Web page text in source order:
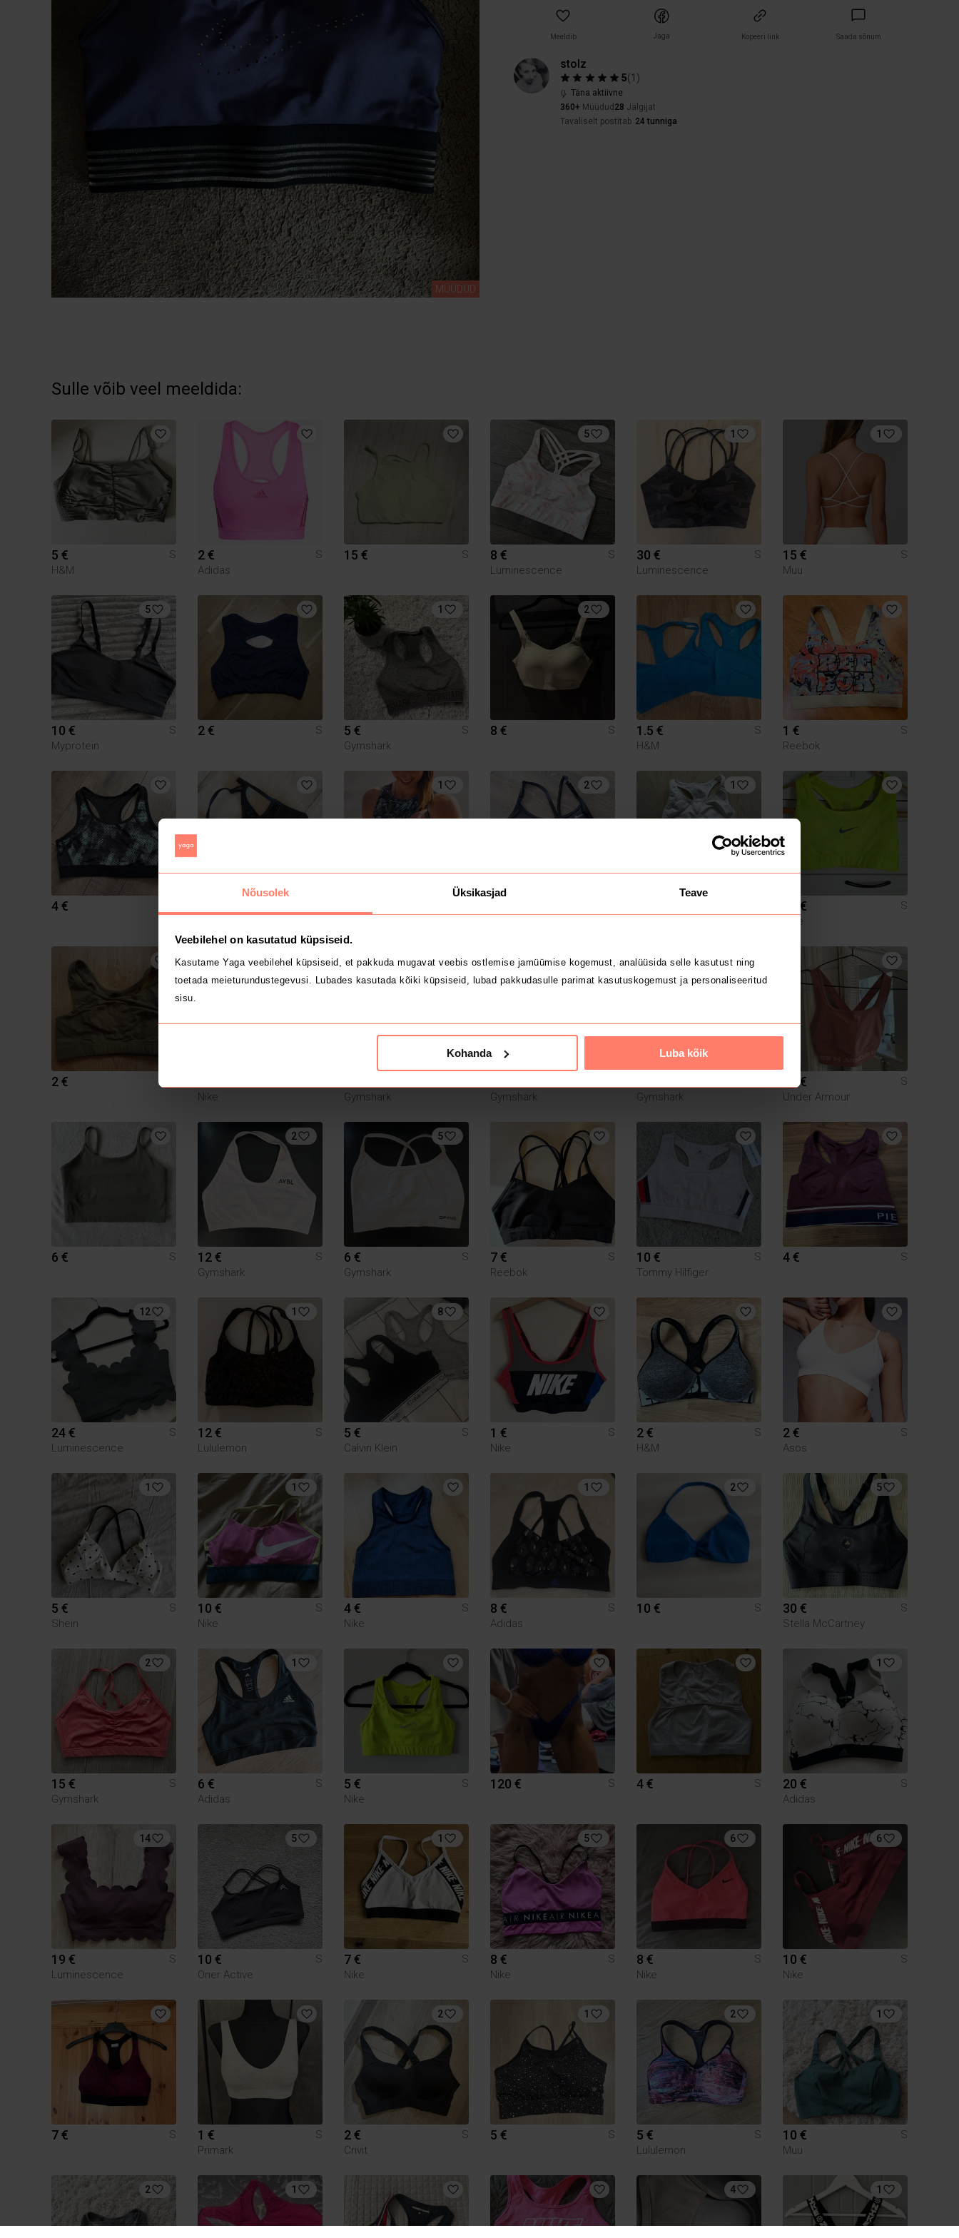
Nõusolek Üksikasjad Teave
Veebilehel on kasutatud küpsiseid.
Kasutame Yaga veebilehel küpsiseid, et pakkuda mugavat veebis ostlemise jamüümise kogemust, analüüsida selle kasutust ning
toetada meieturundustegevusi. Lubades kasutada kõiki küpsiseid, lubad pakkudasulle parimat kasutuskogemust ja personaliseeritud
sisu.
Kohanda Luba kõik
MÜÜDUD
Meeldib Jaga Kopeeri link Saada sõnum
stolz
5(1 )
Täna aktiivne
360+ Müüdud 28 Jälgijat
Tavaliselt postitab 24 tunniga
Sulle võib veel meeldida:
5 €
S
H&M
2 €
S
Adidas
15 € S
5
8 €
S
Luminescence
1
30 €
S
Luminescence
1
15 €
S
Muu
5
10 €
S
Myprotein
2 € S
1
5 €
S
Gymshark
2
8 € S 1.5 €
S
H&M
1 €
S
Reebok
4 €
1 2 1
10 €
S
Nike
2 €
1
Nike
Gymshark
1
Gymshark
Gymshark
10 €
S
Under Armour
6 € S
2
12 €
S
Gymshark
5
6 €
S
Gymshark
7 €
S
Reebok
10 €
S
Tommy Hilfiger
4 € S
12
24 €
S
Luminescence
1
12 €
S
Lululemon
8
5 €
S
Calvin Klein
1 €
S
Nike
2 €
S
H&M
2 €
S
Asos
1
5 €
S
Shein
1
10 €
S
Nike
4 €
S
Nike
1
8 €
S
Adidas
2
10 € S
5
30 €
S
Stella McCartney
2
15 €
S
Gymshark
1
6 €
S
Adidas
5 €
S
Nike
120 € S 4 € S
1
20 €
S
Adidas
14
19 €
S
Luminescence
5
10 €
S
Oner Active
1
7 €
S
Nike
5
8 €
S
Nike
6
8 €
S
Nike
6
10 €
S
Nike
7 € S 1 €
S
Primark
2
2 €
S
Crivit
1
5 € S
2
5 €
S
Lululemon
1
10 €
S
Muu
2 1 4 1